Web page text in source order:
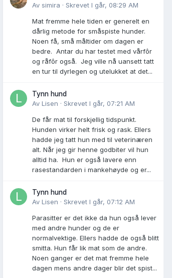
Av simira · Skrevet I går, 08:29 AM
Mat fremme hele tiden er generelt en
dårlig metode for småspiste hunder.
Noen få, små måltider om dagen er
bedre. Antar du har testet med vårfôr
og råfôr også. Jeg ville nå uansett tatt
en tur til dyrlegen og utelukket at det...
Tynn hund
Av Lisen · Skrevet I går, 07:21 AM
De får mat til forskjellig tidspunkt.
Hunden virker helt frisk og rask. Ellers
hadde jeg tatt hun med til veterinæren
alt. Når jeg gir henne godbiter vil hun
alltid ha. Hun er også lavere enn
rasestandarden i mankehøyde og er...
Tynn hund
Av Lisen · Skrevet I går, 07:12 AM
Parasitter er det ikke da hun også lever
med andre hunder og de er
normalvektige. Ellers hadde de også blitt
smitta. Hun får lik mat som de andre.
Noen ganger er det mat fremme hele
dagen mens andre dager blir det spist...